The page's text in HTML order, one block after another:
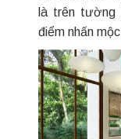
là trên
điểm nhấn